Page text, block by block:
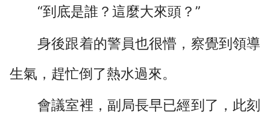
“到底是誰？這麼大來頭？”
身後跟着的警員也很懵，察覺到領導
生氣，趕忙倒了熱水過來。
會議室裡，副局長早已經到了，此刻